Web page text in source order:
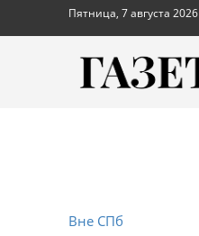
Пятница, 7 августа 2026
Вне СПб